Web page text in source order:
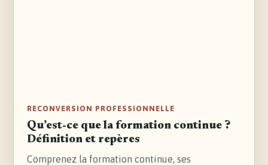
RECONVERSION PROFESSIONNELLE
Qu’est-ce que la formation continue ?
Définition et repères
Comprenez la formation continue, ses